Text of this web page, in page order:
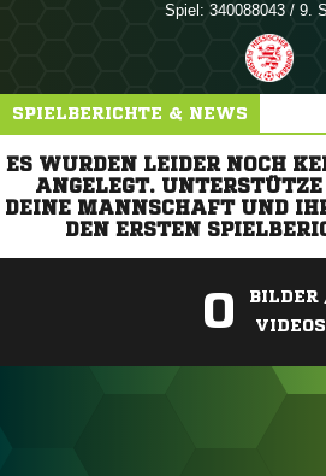
Spiel: 340088043 / 9.
SPIELBERICHTE & NEWS
ES WURDEN LEIDER NOCH
ANGELEGT.
DEINE MANNSCHAFT UND
DEN ERSTEN
0
BILDER
VIDEOS